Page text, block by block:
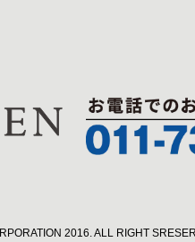
2016. ALL RIGHT